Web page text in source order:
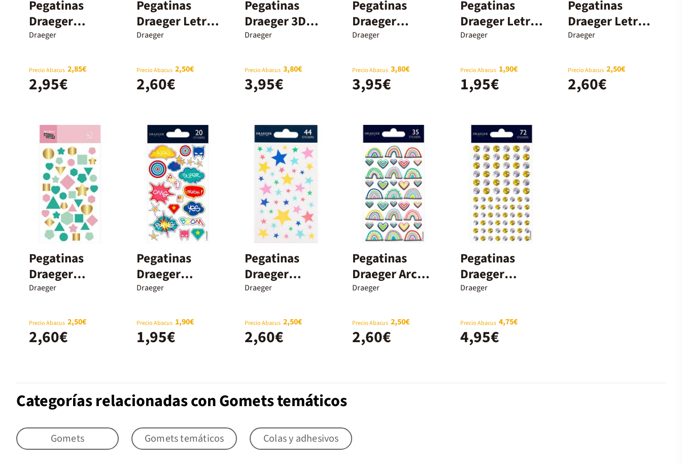
Pegatinas
Draeger
Sirenas 27u
Draeger
Precio Abacus 2,85€
2,95€
Pegatinas
Draeger Letra
A 19u
Draeger
Precio Abacus 2,50€
2,60€
Pegatinas
Draeger 3D
Frutas Kiwi 6u
Draeger
Precio Abacus 3,80€
3,95€
Pegatinas
Draeger
Unicornio 5u
Draeger
Precio Abacus 3,80€
3,95€
Pegatinas
Draeger Letras
colores 60u
Draeger
Precio Abacus 1,90€
1,95€
Pegatinas
Draeger Letra
S 21u
Draeger
Precio Abacus 2,50€
2,60€
Pegatinas
Draeger
Geometrias
Draeger
Precio Abacus 2,50€
2,60€
Pegatinas
Draeger
Onomatopeya
Draeger
Precio Abacus 1,90€
1,95€
Pegatinas
Draeger
Estrellas
Draeger
Precio Abacus 2,50€
2,60€
Pegatinas
Draeger Arco
Iris 35u
Draeger
Precio Abacus 2,50€
2,60€
Pegatinas
Draeger
Círculos
Draeger
Precio Abacus 4,75€
4,95€
Categorías relacionadas con Gomets temáticos
Gomets Gomets temáticos Colas y adhesivos